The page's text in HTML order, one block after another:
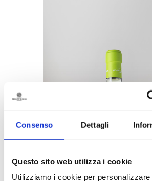
Consenso Dettagli
Questo sito web utilizza i cookie
Utilizziamo i cookie per